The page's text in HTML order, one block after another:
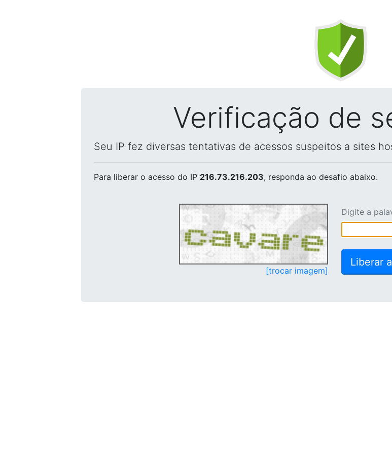
Verificação de
Seu IP fez diversas tentativas de acessos suspeitos a sites
Para liberar o acesso do IP 216.73.216.203, responda ao desafio abaixo.
[trocar imagem]
Digite a